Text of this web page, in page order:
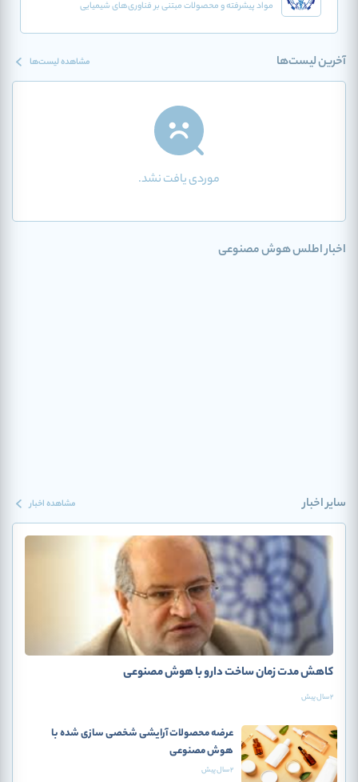
مواد پیشرفته و محصولات مبتنی بر فناوری‌های شیمیایی
آخرین لیست‌ها مشاهده لیست‌ها
موردی یافت نشد.
اخبار اطلس هوش مصنوعی
سایر اخبار مشاهده اخبار
کاهش مدت زمان ساخت دارو با هوش مصنوعی
2 سال پیش
عرضه محصولات آرایشی شخصی سازی شده با
هوش مصنوعی
2 سال پیش